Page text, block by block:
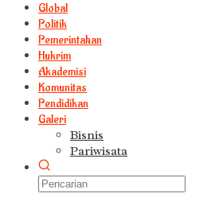
Global
Politik
Pemerintahan
Hukrim
Akademisi
Komunitas
Pendidikan
Galeri
Bisnis
Pariwisata